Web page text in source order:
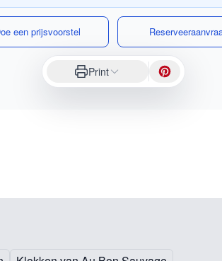
een prijsvoorstel
Print